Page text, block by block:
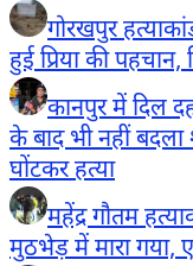
गोरखपुर
हुई प्रिया की
कानपुर में दिल
के बाद भी नहीं बदला
घोंटकर हत्या
महेंद्र गौतम
मुठभेड़ में मारा गया,